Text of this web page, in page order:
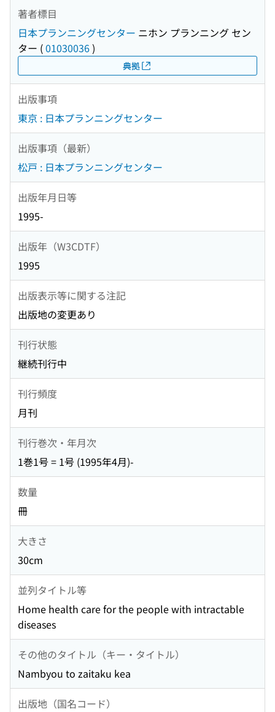
著者標目
日本プランニングセンター ニホン プランニング セン
ター (01030036)
典拠
出版事項
東京 : 日本プランニングセンター
出版事項（最新）
松戸 : 日本プランニングセンター
出版年月日等
1995-
出版年（W3CDTF）
1995
出版表示等に関する注記
出版地の変更あり
刊行状態
継続刊行中
刊行頻度
月刊
刊行巻次・年月次
1巻1号 = 1号 (1995年4月)-
数量
冊
大きさ
30cm
並列タイトル等
Home health care for the people with intractable
diseases
その他のタイトル（キー・タイトル）
Nambyou to zaitaku kea
出版地（国名コード）